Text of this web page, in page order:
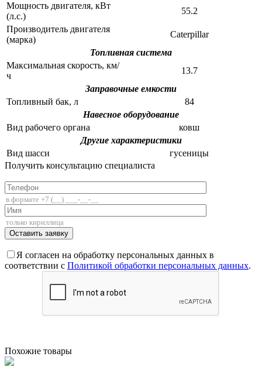
Мощность двигателя, кВт
(л.с.)
55.2
Производитель двигателя
(марка)
Caterpillar
Топливная система
Максимальная скорость, км/
ч
13.7
Заправочные емкости
Топливный бак, л
84
Навесное оборудование
Вид рабочего органа
ковш
Другие характеристики
Вид шасси
гусеницы
Получить консультацию специалиста
Я согласен на обработку персональных данных в
соответствии с Политикой обработки персональных данных.
Похожие товары